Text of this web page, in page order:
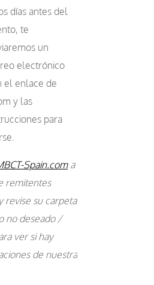
días antes del
te
un
electrónico
el enlace de
y las
para
Spain.coma
remitentes
revise su carpeta
no deseado /
ver si hay
de nuestra